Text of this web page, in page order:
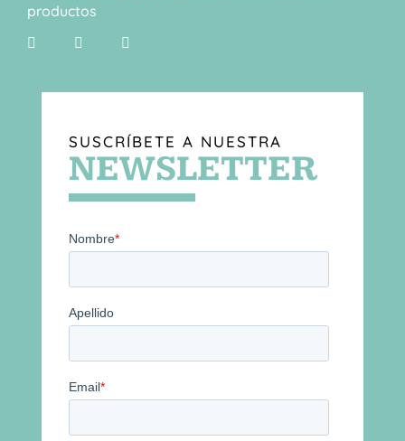
productos
SUSCRÍBETE A NUESTRA
NEWSLETTER